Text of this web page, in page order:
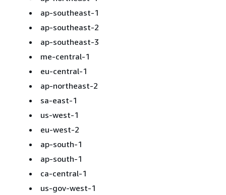
ap-southeast-1
ap-southeast-2
ap-southeast-3
me-central-1
eu-central-1
ap-northeast-2
sa-east-1
us-west-1
eu-west-2
ap-south-1
ap-south-1
ca-central-1
us-gov-west-1